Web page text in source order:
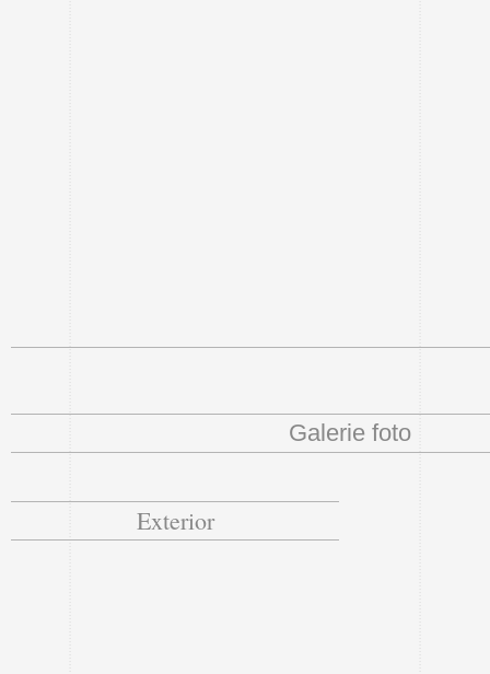
Galerie foto
Exterior